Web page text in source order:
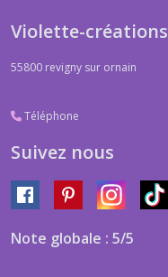
Violette-créations
55800 revigny sur ornain
Téléphone
Suivez nous
Note globale : 5/5